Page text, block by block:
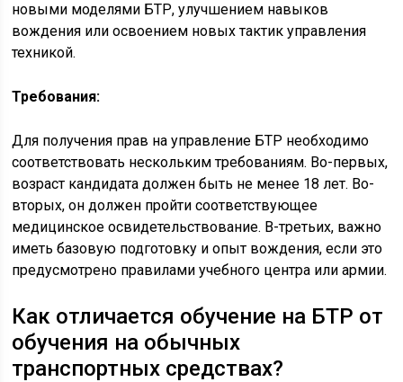
новыми моделями БТР, улучшением навыков
вождения или освоением новых тактик управления
техникой.
Требования:
Для получения прав на управление БТР необходимо
соответствовать нескольким требованиям. Во-первых,
возраст кандидата должен быть не менее 18 лет. Во-
вторых, он должен пройти соответствующее
медицинское освидетельствование. В-третьих, важно
иметь базовую подготовку и опыт вождения, если это
предусмотрено правилами учебного центра или армии.
Как отличается обучение на БТР от
обучения на обычных
транспортных средствах?